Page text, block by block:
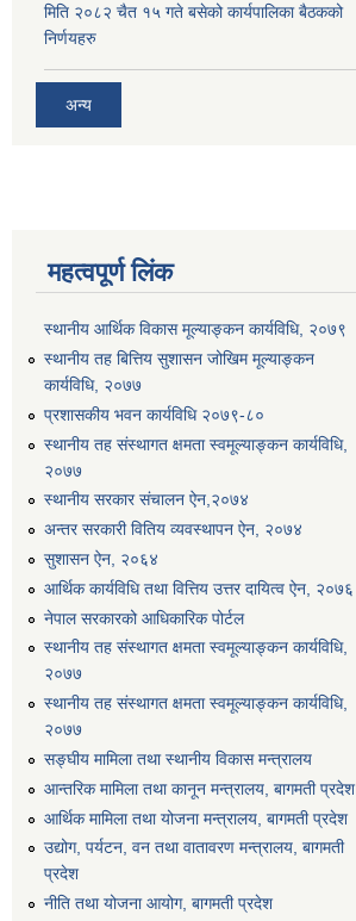
मिति २०८२ चैत १५ गते बसेको कार्यपालिका बैठकको
निर्णयहरु
अन्य
महत्वपूर्ण लिंक
स्थानीय आर्थिक विकास मूल्याङ्कन कार्यविधि, २०७९
स्थानीय तह बित्तिय सुशासन जोखिम मूल्याङ्कन
कार्यविधि, २०७७
प्रशासकीय भवन कार्यविधि २०७९-८०
स्थानीय तह संस्थागत क्षमता स्वमूल्याङ्कन कार्यविधि,
२०७७
स्थानीय सरकार संचालन ऐन,२०७४
अन्तर सरकारी वितिय व्यवस्थापन ऐन, २०७४
सुशासन ऐन, २०६४
आर्थिक कार्यविधि तथा वित्तिय उत्तर दायित्व ऐन, २०७६
नेपाल सरकारको आधिकारिक पोर्टल
स्थानीय तह संस्थागत क्षमता स्वमूल्याङ्कन कार्यविधि,
२०७७
स्थानीय तह संस्थागत क्षमता स्वमूल्याङ्कन कार्यविधि,
२०७७
सङ्घीय मामिला तथा स्थानीय विकास मन्त्रालय
आन्तरिक मामिला तथा कानून मन्त्रालय, बागमती प्रदेश
आर्थिक मामिला तथा योजना मन्त्रालय, बागमती प्रदेश
उद्योग, पर्यटन, वन तथा वातावरण मन्त्रालय, बागमती
प्रदेश
नीति तथा योजना आयोग, बागमती प्रदेश